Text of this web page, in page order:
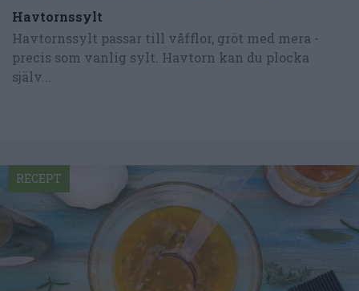
Havtornssylt
Havtornssylt passar till våfflor, gröt med mera -
precis som vanlig sylt. Havtorn kan du plocka
själv...
RECEPT